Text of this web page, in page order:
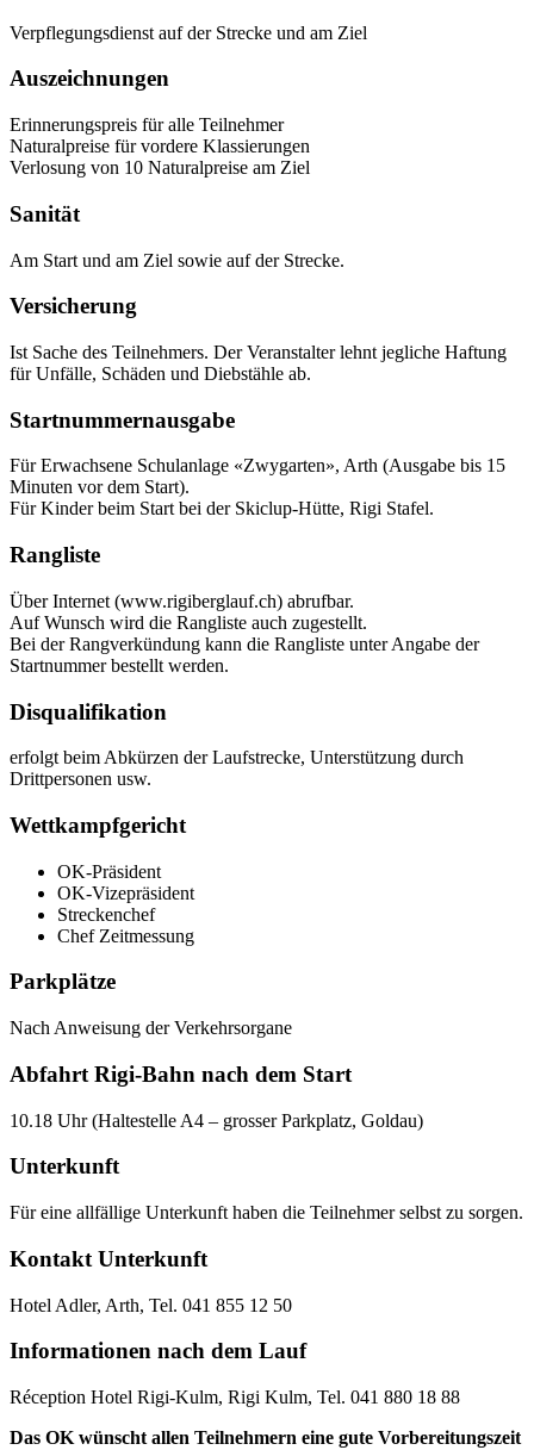
Verpflegungsdienst auf der Strecke und am Ziel
Auszeichnungen
Erinnerungspreis für alle Teilnehmer
Naturalpreise für vordere Klassierungen
Verlosung von 10 Naturalpreise am Ziel
Sanität
Am Start und am Ziel sowie auf der Strecke.
Versicherung
Ist Sache des Teilnehmers. Der Veranstalter lehnt jegliche Haftung
für Unfälle, Schäden und Diebstähle ab.
Startnummernausgabe
Für Erwachsene Schulanlage «Zwygarten», Arth (Ausgabe bis 15
Minuten vor dem Start).
Für Kinder beim Start bei der Skiclup-Hütte, Rigi Stafel.
Rangliste
Über Internet (www.rigiberglauf.ch) abrufbar.
Auf Wunsch wird die Rangliste auch zugestellt.
Bei der Rangverkündung kann die Rangliste unter Angabe der
Startnummer bestellt werden.
Disqualifikation
erfolgt beim Abkürzen der Laufstrecke, Unterstützung durch
Drittpersonen usw.
Wettkampfgericht
OK-Präsident
OK-Vizepräsident
Streckenchef
Chef Zeitmessung
Parkplätze
Nach Anweisung der Verkehrsorgane
Abfahrt Rigi-Bahn nach dem Start
10.18 Uhr (Haltestelle A4 – grosser Parkplatz, Goldau)
Unterkunft
Für eine allfällige Unterkunft haben die Teilnehmer selbst zu sorgen.
Kontakt Unterkunft
Hotel Adler, Arth, Tel. 041 855 12 50
Informationen nach dem Lauf
Réception Hotel Rigi-Kulm, Rigi Kulm, Tel. 041 880 18 88
Das OK wünscht allen Teilnehmern eine gute Vorbereitungszeit